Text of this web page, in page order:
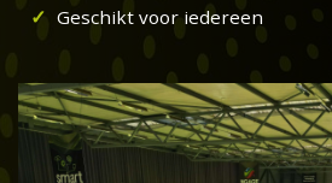
Geschikt voor iedereen